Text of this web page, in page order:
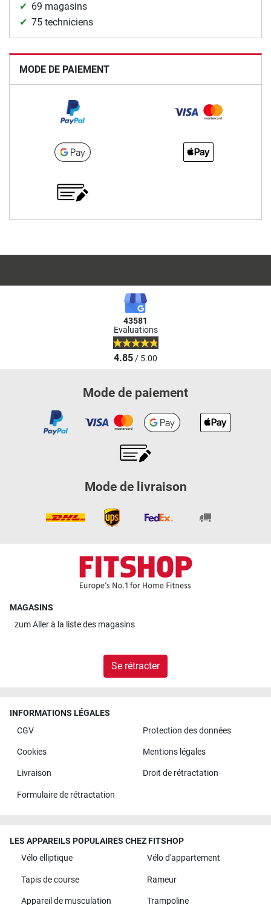
69 magasins
75 techniciens
MODE DE PAIEMENT
43581
Evaluations
4.85/ 5.00
Mode de paiement
Mode de livraison
MAGASINS
zumAller à la liste des magasins
Se rétracter
INFORMATIONS LÉGALES
CGV
Protection des données
Cookies Mentions légales
Livraison Droit de rétractation
Formulaire de rétractation
LES APPAREILS POPULAIRES CHEZ FITSHOP
Vélo elliptique
Vélo d'appartement
Tapis de course Rameur
Appareil de musculation Trampoline